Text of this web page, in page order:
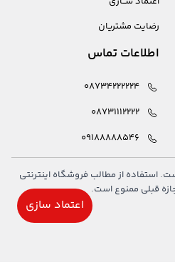
رضایت مشتریان
اطلاعات تماس
08734222224
08731112222
09188888546
اعتماد سازی
استفاده از مطالب فروشگاه اینترنتی
قبلی ممنوع است.